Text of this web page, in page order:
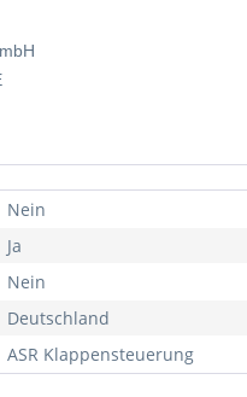
Nein
Ja
Nein
Deutschland
ASR Klappensteuerung